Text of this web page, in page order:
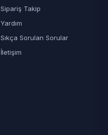
Sipariş Takip
Yardım
Sıkça Sorulan Sorular
İletişim